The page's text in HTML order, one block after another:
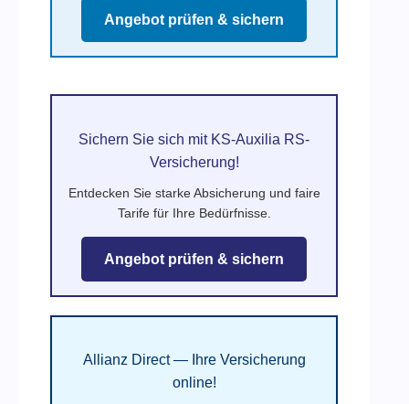
Angebot prüfen & sichern
Sichern Sie sich mit KS-Auxilia RS-
Versicherung!
Entdecken Sie starke Absicherung und faire
Tarife für Ihre Bedürfnisse.
Angebot prüfen & sichern
Allianz Direct — Ihre Versicherung
online!